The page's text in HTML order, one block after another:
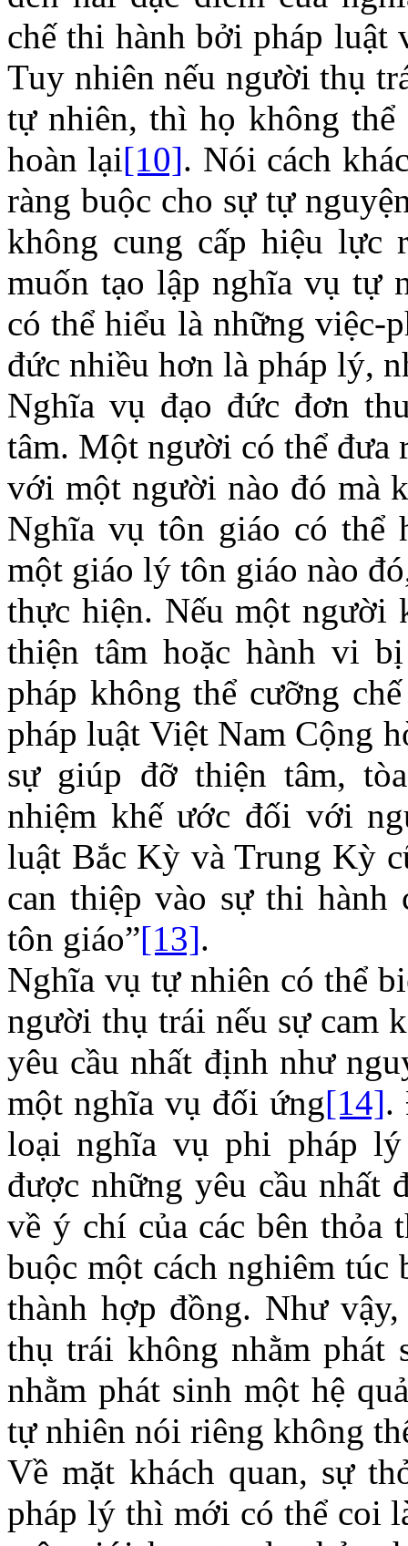
chế thi hành bởi pháp luật
Tuy nhiên nếu người thụ
tự nhiên, thì họ không
hoàn lại[10]. Nói cách
ràng buộc cho sự tự
không cung cấp hiệu lực
muốn tạo lập nghĩa vụ tự
có thể hiểu là những việc-
đức nhiều hơn là pháp lý,
Nghĩa vụ đạo đức đơn
tâm. Một người có thể đưa
với một người nào đó mà
Nghĩa vụ tôn giáo có thể
một giáo lý tôn giáo nào
thực hiện. Nếu một người
thiện tâm hoặc hành vi
pháp không thể cưỡng
pháp luật Việt Nam Cộng
sự giúp đỡ thiện tâm,
nhiệm khế ước đối với
luật Bắc Kỳ và Trung Kỳ
can thiệp vào sự thi
tôn giáo”[13].
Nghĩa vụ tự nhiên có thể
người thụ trái nếu sự cam
yêu cầu nhất định như
một nghĩa vụ đối ứng[14].
loại nghĩa vụ phi pháp
được những yêu cầu nhất
về ý chí của các bên thỏa
buộc một cách nghiêm
thành hợp đồng. Như
thụ trái không nhằm phát
nhằm phát sinh một hệ
tự nhiên nói riêng không
Về mặt khách quan, sự
pháp lý thì mới có thể coi